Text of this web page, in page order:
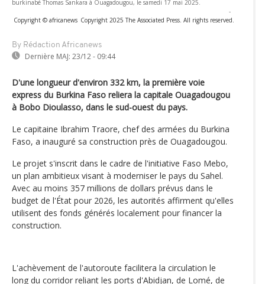
burkinabé Thomas Sankara à Ouagadougou, le samedi 17 mai 2025.
-
Copyright © africanews Copyright 2025 The Associated Press. All rights reserved.
By Rédaction Africanews
Dernière MAJ: 23/12 - 09:44
D'une longueur d'environ 332 km, la première voie
express du Burkina Faso reliera la capitale Ouagadougou
à Bobo Dioulasso, dans le sud-ouest du pays.
Le capitaine Ibrahim Traore, chef des armées du Burkina
Faso, a inauguré sa construction près de Ouagadougou.
Le projet s'inscrit dans le cadre de l'initiative Faso Mebo,
un plan ambitieux visant à moderniser le pays du Sahel.
Avec au moins 357 millions de dollars prévus dans le
budget de l'État pour 2026, les autorités affirment qu'elles
utilisent des fonds générés localement pour financer la
construction.
L'achèvement de l'autoroute facilitera la circulation le
long du corridor reliant les ports d'Abidjan, de Lomé, de